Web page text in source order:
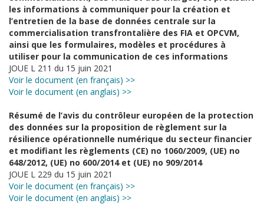
les informations à communiquer pour la création et
l’entretien de la base de données centrale sur la
commercialisation transfrontalière des FIA et OPCVM,
ainsi que les formulaires, modèles et procédures à
utiliser pour la communication de ces informations
JOUE L 211 du 15 juin 2021
Voir le document (en français) >>
Voir le document (en anglais) >>
Résumé de l’avis du contrôleur européen de la protection
des données sur la proposition de règlement sur la
résilience opérationnelle numérique du secteur financier
et modifiant les règlements (CE) no 1060/2009, (UE) no
648/2012, (UE) no 600/2014 et (UE) no 909/2014
JOUE L 229 du 15 juin 2021
Voir le document (en français) >>
Voir le document (en anglais) >>